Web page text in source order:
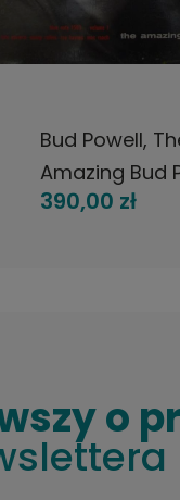
Bud Powell, The
Amazing Bud
(Volume 1), LP
390,00 zł
DO KOSZYKA
o